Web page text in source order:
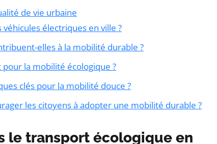
de vie urbaine
électriques en ville ?
elles à la mobilité durable ?
la mobilité écologique ?
clés pour la mobilité douce ?
les citoyens à adopter une mobilité durable ?
le transport écologique en